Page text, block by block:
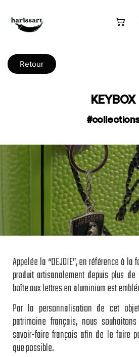
Retour
KEYBOX
Appelée la “DEJOIE”, en référence à
produit artisanalement depuis plus
boîte aux lettres en aluminium est
Par la personnalisation de cet
patrimoine français, nous
savoir-faire français afin de le faire
que possible.